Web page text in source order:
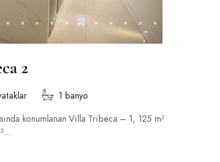
2
1 banyo
konumlanan Villa Tribeca – 1, 125 m²